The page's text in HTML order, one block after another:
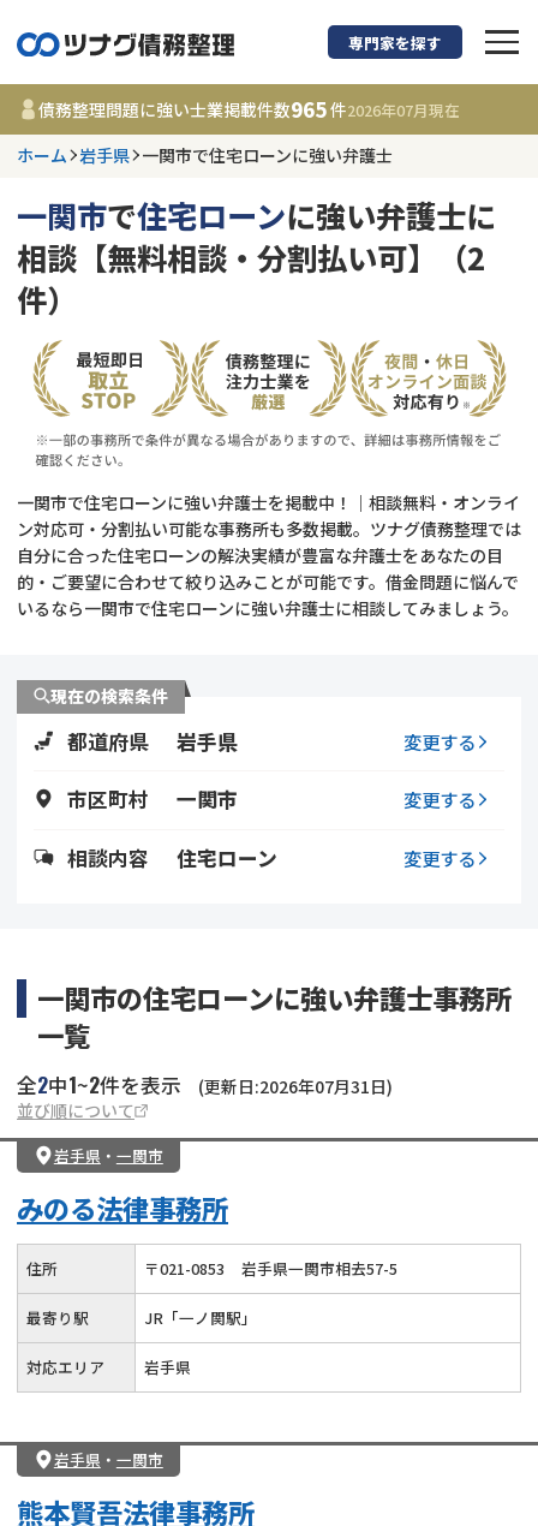
債務整理に強い弁
岩手県
事務所 965
件
更新日 :2026年07月31日
相談内容で探す
借金返済相談・交渉
時効援用
会社破産・法人破産
費用相場
債務整理
個人再生（民事再生）
専門家を探す
債務整理問題に強い士業掲載件数965件2026年07月現在
ホーム 岩手県 一関市で住宅ローンに強い弁護士
一関市で住宅ローンに強い弁護士に
相談【無料相談・分割払い可】（2
件）
一関市で住宅ローンに強い弁護士を掲載中！｜相談無料・オンライ
ン対応可・分割払い可能な事務所も多数掲載。ツナグ債務整理では
自分に合った住宅ローンの解決実績が豊富な弁護士をあなたの目
的・ご要望に合わせて絞り込みことが可能です。借金問題に悩んで
いるなら一関市で住宅ローンに強い弁護士に相談してみましょう。
現在の検索条件
都道府県 岩手県 変更する
市区町村 一関市 変更する
相談内容 住宅ローン 変更する
一関市の住宅ローンに強い弁護士事務所
一覧
全2中1~2件を表示
(更新日:2026年07月31日)
並び順について
岩手県 ・ 一関市
みのる法律事務所
住所 〒021-0853 岩手県一関市相去57-5
最寄り駅 JR「一ノ関駅」
対応エリア 岩手県
岩手県 ・ 一関市
熊本賢吾法律事務所